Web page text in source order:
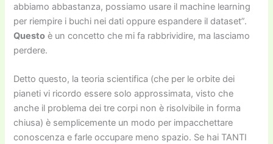
abbiamo abbastanza, possiamo usare il machine learning
per riempire i buchi nei dati oppure espandere il dataset”.
Questo è un concetto che mi fa rabbrividire, ma lasciamo
perdere.
Detto questo, la teoria scientifica (che per le orbite dei
pianeti vi ricordo essere solo approssimata, visto che
anche il problema dei tre corpi non è risolvibile in forma
chiusa) è semplicemente un modo per impacchettare
conoscenza e farle occupare meno spazio. Se hai TANTI